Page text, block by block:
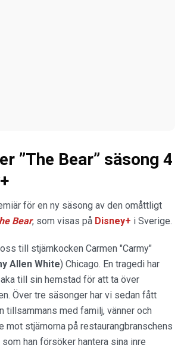
”The Bear” säsong 4
för en ny säsong av den omåttligt
Bear, som visas på Disney+ i Sverige.
till stjärnkocken Carmen "Carmy"
Allen White) Chicago. En tragedi har
till sin hemstad för att ta över
Över tre säsonger har vi sedan fått
tillsammans med familj, vänner och
mot stjärnorna på restaurangbranschens
han försöker hantera sina inre